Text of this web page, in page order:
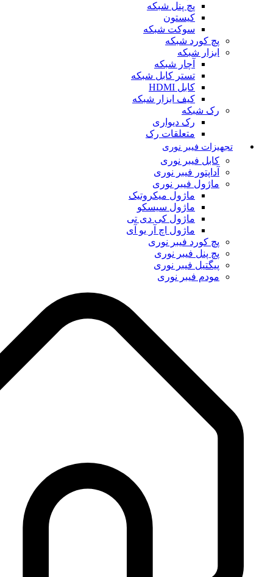
پچ پنل شبکه
کیستون
سوکت شبکه
پچ کورد شبکه
ابزار شبکه
آچار شبکه
تستر کابل شبکه
کابل HDMI
کیف ابزار شبکه
رک شبکه
رک دیواری
متعلقات رک
تجهیزات فیبر نوری
کابل فیبر نوری
آداپتور فیبر نوری
ماژول فیبر نوری
ماژول میکروتیک
ماژول سیسکو
ماژول کی دی تی
ماژول اچ آر یو آی
پچ کورد فیبر نوری
پچ پنل فیبر نوری
پیگتیل فیبر نوری
مودم فیبر نوری